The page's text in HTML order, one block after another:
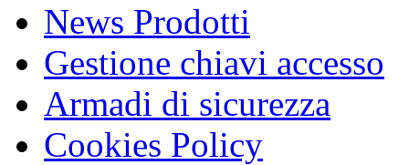
News Prodotti
Gestione chiavi accesso
Armadi di sicurezza
Cookies Policy